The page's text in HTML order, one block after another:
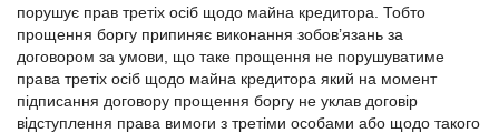
порушує прав третіх осіб щодо майна кредитора. Тобто
прощення боргу припиняє виконання зобов’язань за
договором за умови, що таке прощення не порушуватиме
права третіх осіб щодо майна кредитора який на момент
підписання договору прощення боргу не уклав договір
відступлення права вимоги з третіми особами або щодо такого